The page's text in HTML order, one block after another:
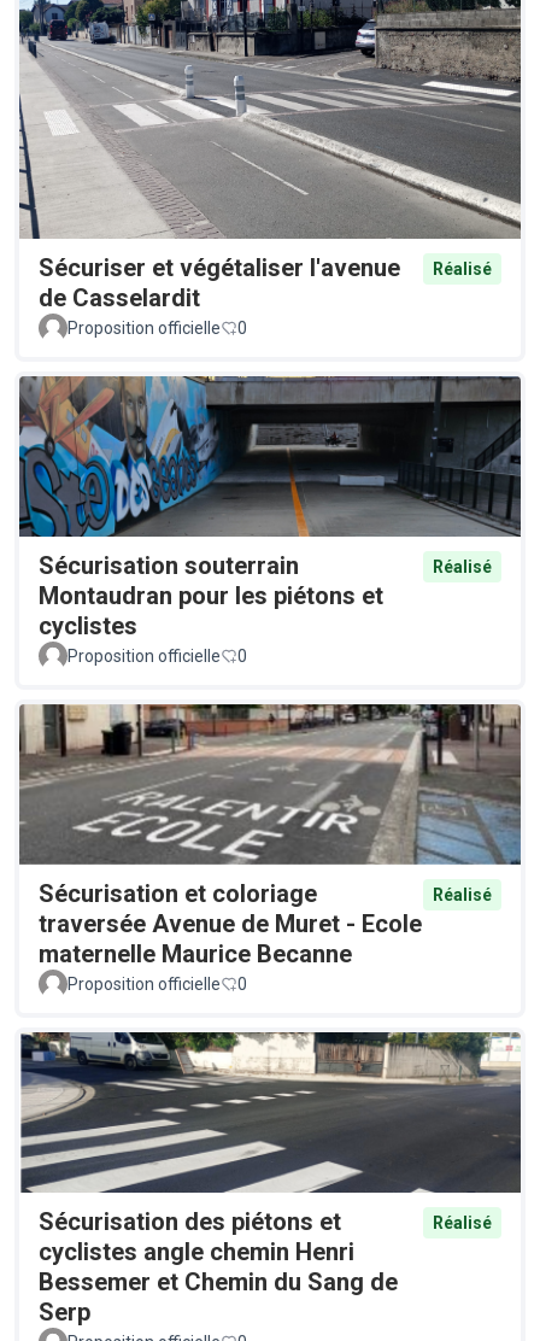
Sécuriser et végétaliser l'avenue
de Casselardit
Réalisé
Proposition officielle 0
Sécurisation souterrain
Montaudran pour les piétons et
cyclistes
Réalisé
Proposition officielle 0
Sécurisation et coloriage
traversée Avenue de Muret - Ecole
maternelle Maurice Becanne
Réalisé
Proposition officielle 0
Sécurisation des piétons et
cyclistes angle chemin Henri
Bessemer et Chemin du Sang de
Serp
Réalisé